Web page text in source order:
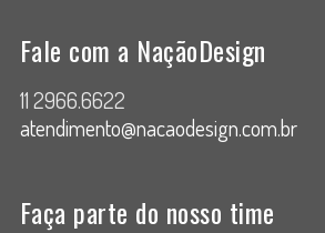
Fale com a NaçãoDesign
11 2966.6622
atendimento@nacaodesign.com.br
Faça parte do nosso time